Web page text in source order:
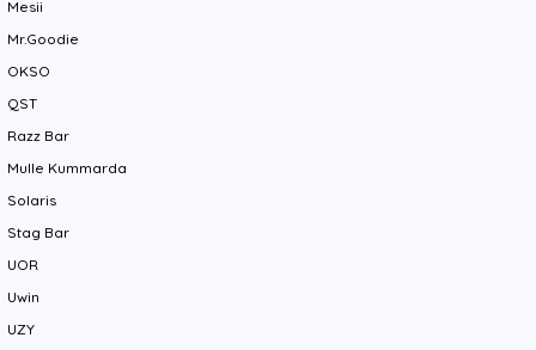
Mesii
Mr.Goodie
OKSO
QST
Razz Bar
Mulle Kummarda
Solaris
Stag Bar
UOR
Uwin
UZY